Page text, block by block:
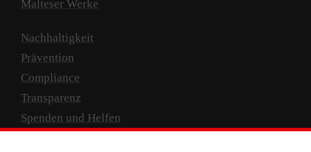
Malteser Werke
Nachhaltigkeit
Prävention
Compliance
Transparenz
Spenden und Helfen